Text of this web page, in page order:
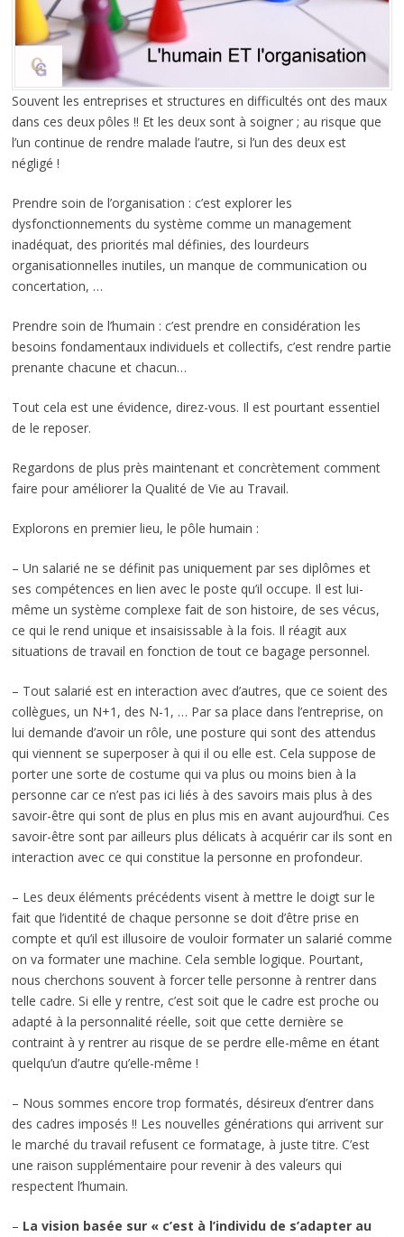
Souvent les entreprises et structures en difficultés ont des maux
dans ces deux pôles !! Et les deux sont à soigner ; au risque que
l’un continue de rendre malade l’autre, si l’un des deux est
négligé !
Prendre soin de l’organisation : c’est explorer les
dysfonctionnements du système comme un management
inadéquat, des priorités mal définies, des lourdeurs
organisationnelles inutiles, un manque de communication ou
concertation, …
Prendre soin de l’humain : c’est prendre en considération les
besoins fondamentaux individuels et collectifs, c’est rendre partie
prenante chacune et chacun…
Tout cela est une évidence, direz-vous. Il est pourtant essentiel
de le reposer.
Regardons de plus près maintenant et concrètement comment
faire pour améliorer la Qualité de Vie au Travail.
Explorons en premier lieu, le pôle humain :
– Un salarié ne se définit pas uniquement par ses diplômes et
ses compétences en lien avec le poste qu’il occupe. Il est lui-
même un système complexe fait de son histoire, de ses vécus,
ce qui le rend unique et insaisissable à la fois. Il réagit aux
situations de travail en fonction de tout ce bagage personnel.
– Tout salarié est en interaction avec d’autres, que ce soient des
collègues, un N+1, des N-1, … Par sa place dans l’entreprise, on
lui demande d’avoir un rôle, une posture qui sont des attendus
qui viennent se superposer à qui il ou elle est. Cela suppose de
porter une sorte de costume qui va plus ou moins bien à la
personne car ce n’est pas ici liés à des savoirs mais plus à des
savoir-être qui sont de plus en plus mis en avant aujourd’hui. Ces
savoir-être sont par ailleurs plus délicats à acquérir car ils sont en
interaction avec ce qui constitue la personne en profondeur.
– Les deux éléments précédents visent à mettre le doigt sur le
fait que l’identité de chaque personne se doit d’être prise en
compte et qu’il est illusoire de vouloir formater un salarié comme
on va formater une machine. Cela semble logique. Pourtant,
nous cherchons souvent à forcer telle personne à rentrer dans
telle cadre. Si elle y rentre, c’est soit que le cadre est proche ou
adapté à la personnalité réelle, soit que cette dernière se
contraint à y rentrer au risque de se perdre elle-même en étant
quelqu’un d’autre qu’elle-même !
– Nous sommes encore trop formatés, désireux d’entrer dans
des cadres imposés !! Les nouvelles générations qui arrivent sur
le marché du travail refusent ce formatage, à juste titre. C’est
une raison supplémentaire pour revenir à des valeurs qui
respectent l’humain.
– La vision basée sur « c’est à l’individu de s’adapter au